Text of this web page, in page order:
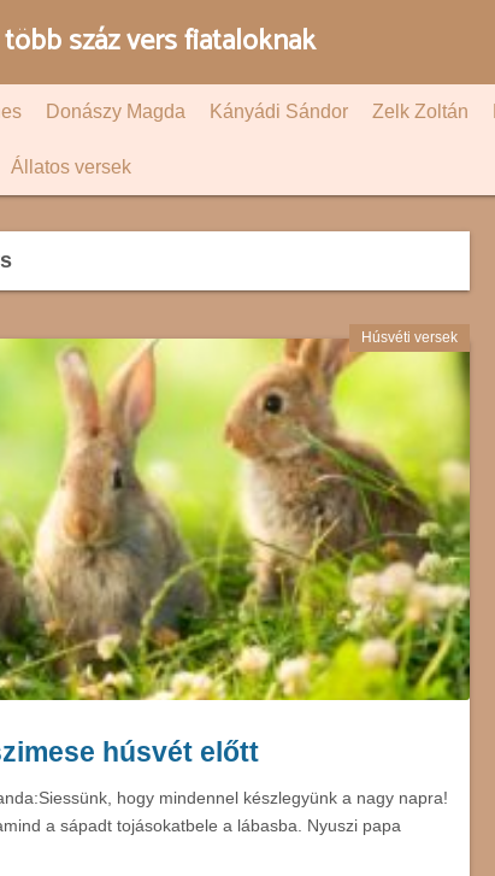
száz vers fiataloknak
Donászy Magda Kányádi Sándor Zelk Zoltán
Állatos versek
Húsvéti versek
húsvét előtt
hogy mindennel készlegyünk a nagy napra!
a sápadt tojásokatbele a lábasba. Nyuszi papa